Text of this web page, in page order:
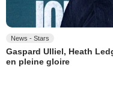
News - Stars
Gaspard Ulliel, Heath
en pleine gloire